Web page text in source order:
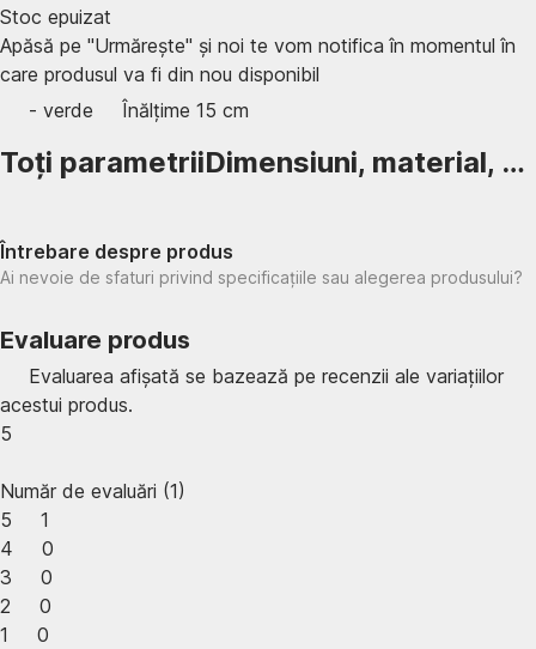
Stoc epuizat
Apăsă pe "Urmărește" și noi te vom notifica în momentul în
care produsul va fi din nou disponibil
- verde
Înălțime 15 cm
Toți parametriiDimensiuni, material, …
Întrebare despre produs
Ai nevoie de sfaturi privind specificațiile sau alegerea produsului?
Evaluare produs
Evaluarea afișată se bazează pe recenzii ale variațiilor
acestui produs.
5
Număr de evaluări (1)
5
1
4
0
3
0
2
0
1
0